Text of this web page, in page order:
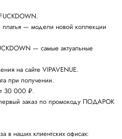
— модели новой коллекции
— самые актуальные
на сайте VIPAVENUE.
при получении.
30 000 ₽.
заказ по промокоду ПОДАРОК
в наших клиентских офисах: